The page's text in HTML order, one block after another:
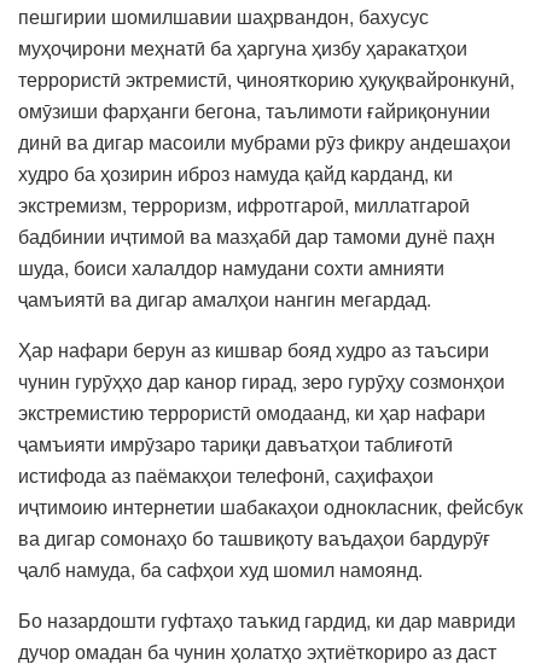
пешгирии шомилшавии шаҳрвандон, бахусус
муҳоҷирони меҳнатӣ ба ҳаргуна ҳизбу ҳаракатҳои
террористӣ эктремистӣ, ҷинояткорию ҳуқуқвайронкунӣ,
омӯзиши фарҳанги бегона, таълимоти ғайриқонунии
динӣ ва дигар масоили мубрами рӯз фикру андешаҳои
худро ба ҳозирин иброз намуда қайд карданд, ки
экстремизм, терроризм, ифротгароӣ, миллатгароӣ
бадбинии иҷтимоӣ ва мазҳабӣ дар тамоми дунё паҳн
шуда, боиси халалдор намудани сохти амнияти
ҷамъиятӣ ва дигар амалҳои нангин мегардад.
Ҳар нафари берун аз кишвар бояд худро аз таъсири
чунин гурӯҳҳо дар канор гирад, зеро гурӯҳу созмонҳои
экстремистию террористӣ омодаанд, ки ҳар нафари
ҷамъияти имрӯзаро тариқи давъатҳои таблиғотӣ
истифода аз паёмакҳои телефонӣ, саҳифаҳои
иҷтимоию интернетии шабакаҳои однокласник, фейсбук
ва дигар сомонаҳо бо ташвиқоту ваъдаҳои бардурӯғ
ҷалб намуда, ба сафҳои худ шомил намоянд.
Бо назардошти гуфтаҳо таъкид гардид, ки дар мавриди
дучор омадан ба чунин ҳолатҳо эҳтиёткориро аз даст